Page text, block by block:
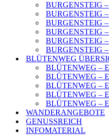
BURGENSTEIG –
BURGENSTEIG –
BURGENSTEIG –
BURGENSTEIG –
BURGENSTEIG –
BURGENSTEIG –
BLÜTENWEG
BLÜTENWEG –
BLÜTENWEG –
BLÜTENWEG –
BLÜTENWEG –
BLÜTENWEG –
WANDERANGEBOTE
GENUSSREICH
INFOMATERIAL